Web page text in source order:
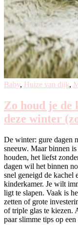
Baby, Huize van dijk,
Zo houd je
deze winter
De winter: gure dagen
sneeuw. Maar binnen
houden, het liefst
dagen wil het binnen
snel geneigd de kachel
kinderkamer. Je wilt
ligt te slapen. Vaak is
zetten of grote
of triple glas te kiezen.
paar slimme tips op